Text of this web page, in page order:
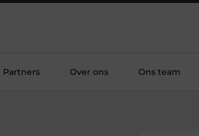
Partners Over ons Ons team